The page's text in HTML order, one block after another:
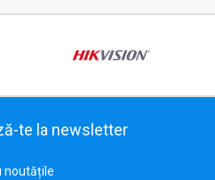
te la newsletter
noutățile